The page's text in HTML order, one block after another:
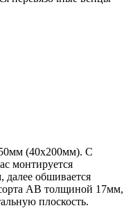
(40х200мм). С
монтируется
далее обшивается
АВ толщиной 17мм,
плоскость.